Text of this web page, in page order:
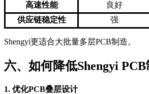
高速性能
良好
供应链稳定性
强
Shengyi更适合大批量多层PCB制造。
六、如何降低Shengyi
1. 优化PCB叠层设计